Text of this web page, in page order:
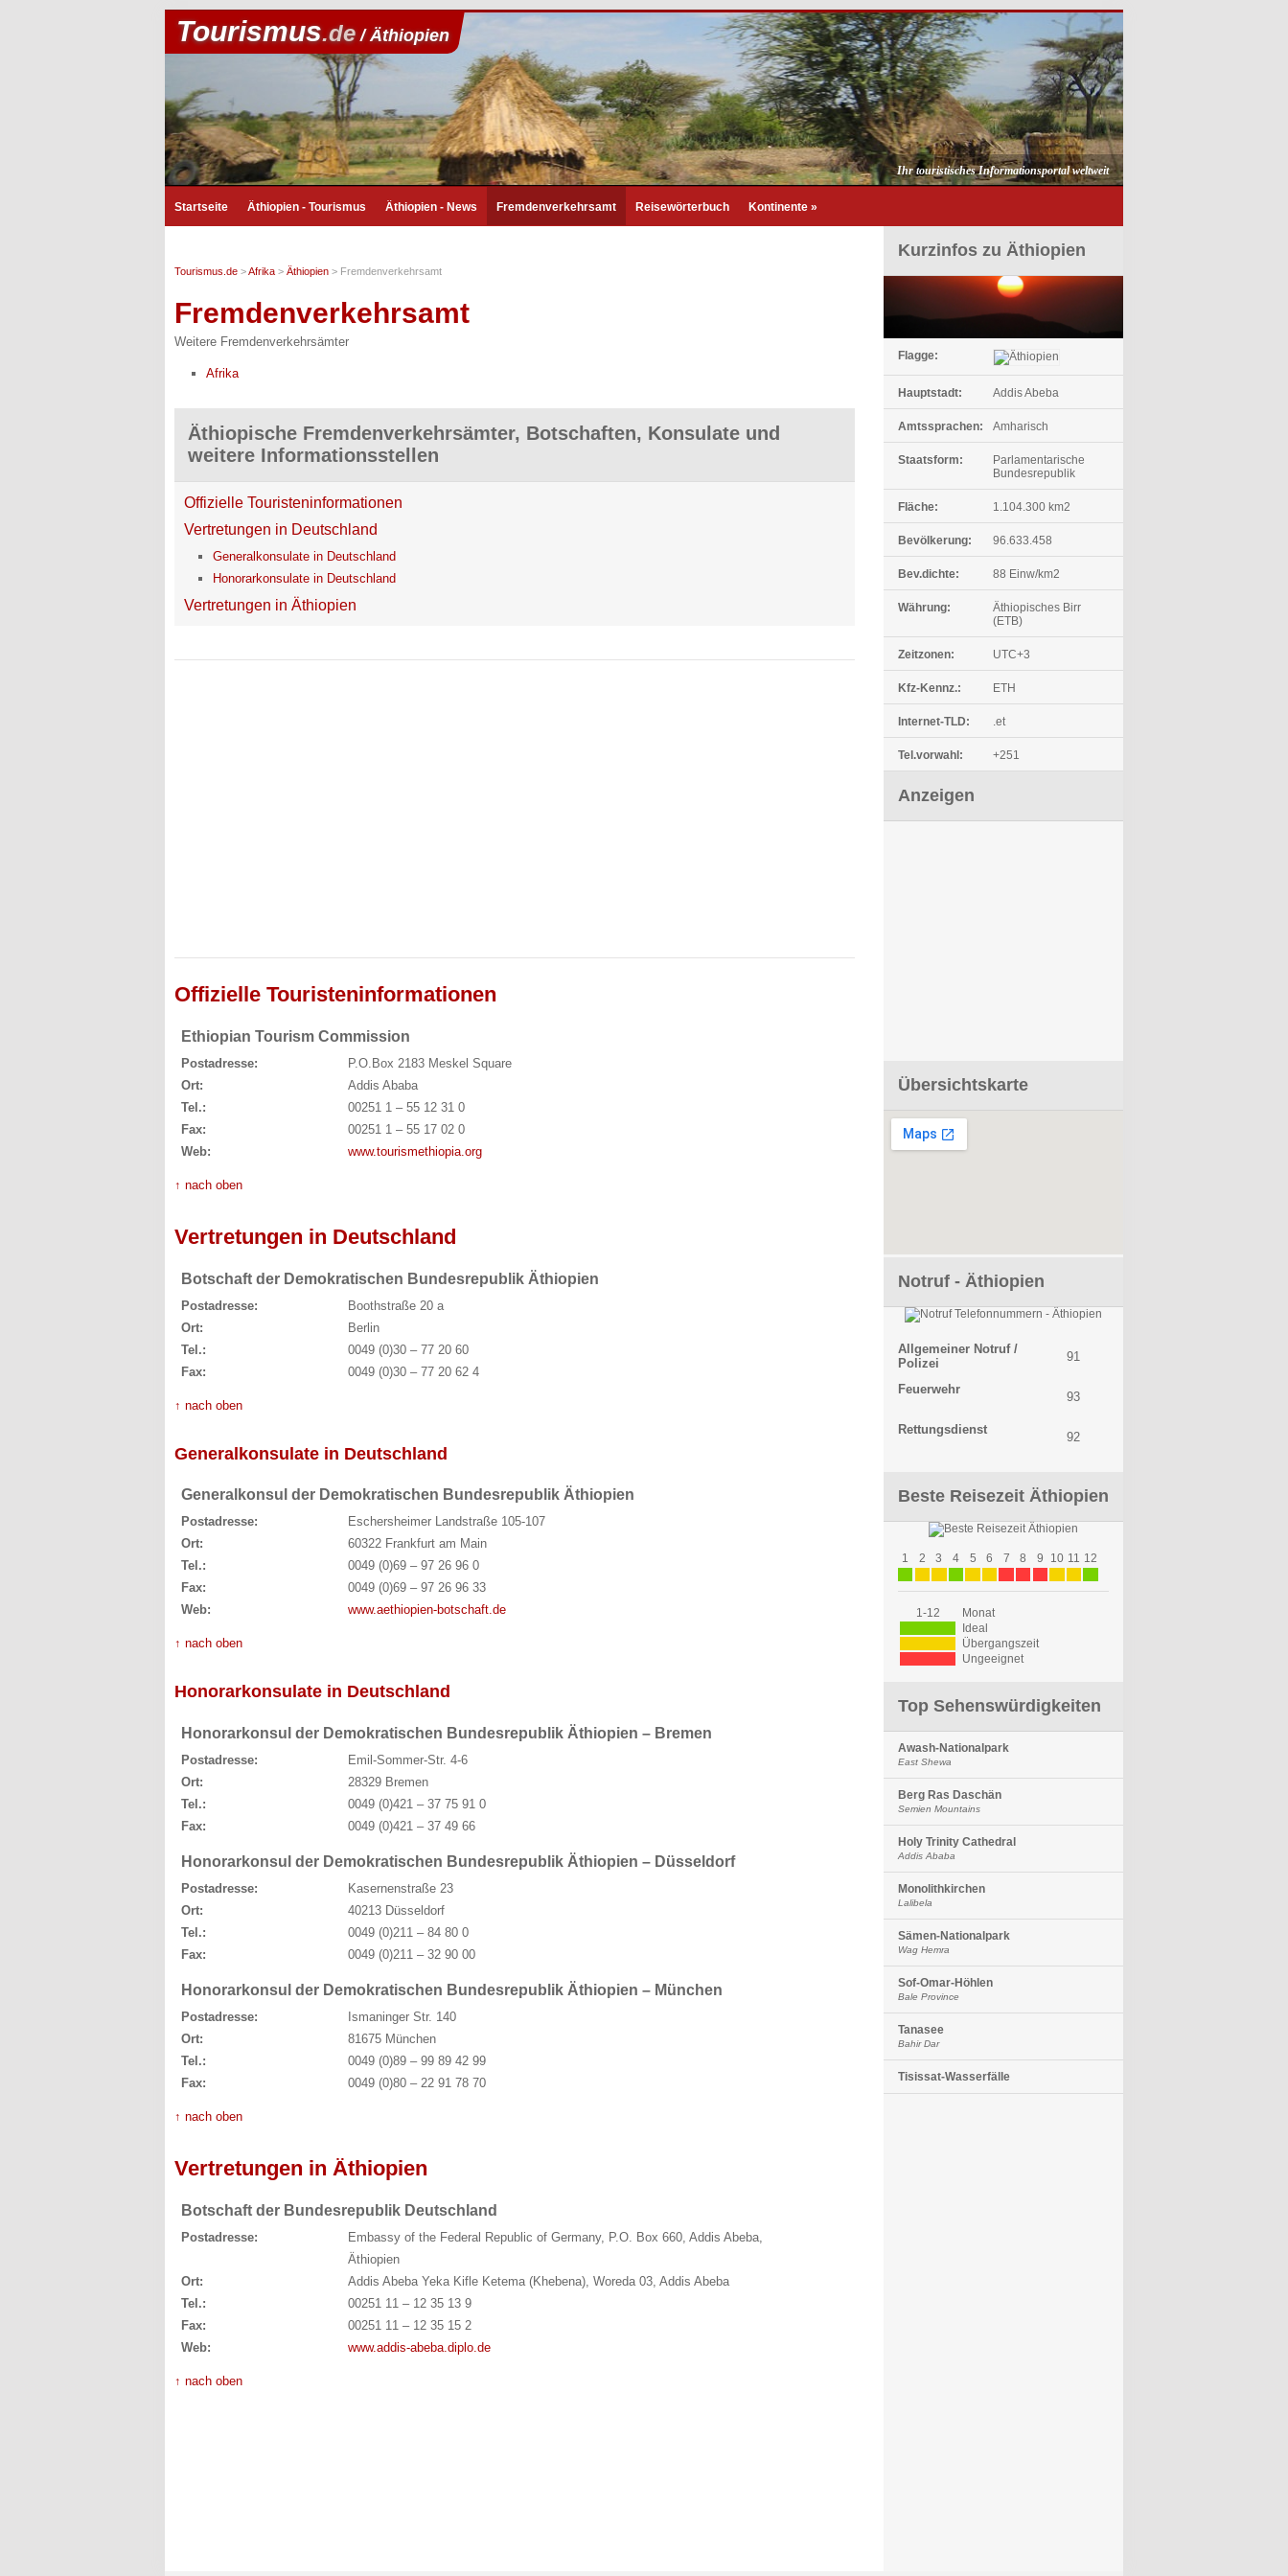
Tourismus.de/ Äthiopien
Ihr touristisches Informationsportal weltweit
Startseite Äthiopien - Tourismus Äthiopien - News Fremdenverkehrsamt Reisewörterbuch Kontinente »
Tourismus.de >Afrika > Äthiopien > Fremdenverkehrsamt
Fremdenverkehrsamt
Weitere Fremdenverkehrsämter
Afrika
Äthiopische Fremdenverkehrsämter, Botschaften, Konsulate und
weitere Informationsstellen
Offizielle Touristeninformationen
Vertretungen in Deutschland
Generalkonsulate in Deutschland
Honorarkonsulate in Deutschland
Vertretungen in Äthiopien
Offizielle Touristeninformationen
Ethiopian Tourism Commission
Postadresse:
P.O.Box 2183 Meskel Square
Ort:
Addis Ababa
Tel.:
00251 1 – 55 12 31 0
Fax:
00251 1 – 55 17 02 0
Web:
www.tourismethiopia.org
↑ nach oben
Vertretungen in Deutschland
Botschaft der Demokratischen Bundesrepublik Äthiopien
Postadresse:
Boothstraße 20 a
Ort:
Berlin
Tel.:
0049 (0)30 – 77 20 60
Fax:
0049 (0)30 – 77 20 62 4
↑ nach oben
Generalkonsulate in Deutschland
Generalkonsul der Demokratischen Bundesrepublik Äthiopien
Postadresse:
Eschersheimer Landstraße 105-107
Ort:
60322 Frankfurt am Main
Tel.:
0049 (0)69 – 97 26 96 0
Fax:
0049 (0)69 – 97 26 96 33
Web:
www.aethiopien-botschaft.de
↑ nach oben
Honorarkonsulate in Deutschland
Honorarkonsul der Demokratischen Bundesrepublik Äthiopien – Bremen
Postadresse:
Emil-Sommer-Str. 4-6
Ort:
28329 Bremen
Tel.:
0049 (0)421 – 37 75 91 0
Fax:
0049 (0)421 – 37 49 66
Honorarkonsul der Demokratischen Bundesrepublik Äthiopien – Düsseldorf
Postadresse:
Kasernenstraße 23
Ort:
40213 Düsseldorf
Tel.:
0049 (0)211 – 84 80 0
Fax:
0049 (0)211 – 32 90 00
Honorarkonsul der Demokratischen Bundesrepublik Äthiopien – München
Postadresse:
Ismaninger Str. 140
Ort:
81675 München
Tel.:
0049 (0)89 – 99 89 42 99
Fax:
0049 (0)80 – 22 91 78 70
↑ nach oben
Vertretungen in Äthiopien
Botschaft der Bundesrepublik Deutschland
Postadresse:
Embassy of the Federal Republic of Germany, P.O. Box 660, Addis Abeba,
Äthiopien
Ort:
Addis Abeba Yeka Kifle Ketema (Khebena), Woreda 03, Addis Abeba
Tel.:
00251 11 – 12 35 13 9
Fax:
00251 11 – 12 35 15 2
Web:
www.addis-abeba.diplo.de
↑ nach oben
Kurzinfos zu Äthiopien
Flagge:
Hauptstadt: Addis Abeba
Amtssprachen: Amharisch
Staatsform:
Parlamentarische
Bundesrepublik
Fläche: 1.104.300 km2
Bevölkerung: 96.633.458
Bev.dichte: 88 Einw/km2
Währung:
Äthiopisches Birr
(ETB)
Zeitzonen: UTC+3
Kfz-Kennz.: ETH
Internet-TLD: .et
Tel.vorwahl: +251
Anzeigen
Übersichtskarte
Notruf - Äthiopien
Allgemeiner Notruf /
Polizei
91
Feuerwehr
93
Rettungsdienst
92
Beste Reisezeit Äthiopien
1 2 3 4 5 6 7 8 9 10 11 12
1-12
Monat
Ideal
Übergangszeit
Ungeeignet
Top Sehenswürdigkeiten
Awash-Nationalpark
East Shewa
Berg Ras Daschän
Semien Mountains
Holy Trinity Cathedral
Addis Ababa
Monolithkirchen
Lalibela
Sämen-Nationalpark
Wag Hemra
Sof-Omar-Höhlen
Bale Province
Tanasee
Bahir Dar
Tisissat-Wasserfälle